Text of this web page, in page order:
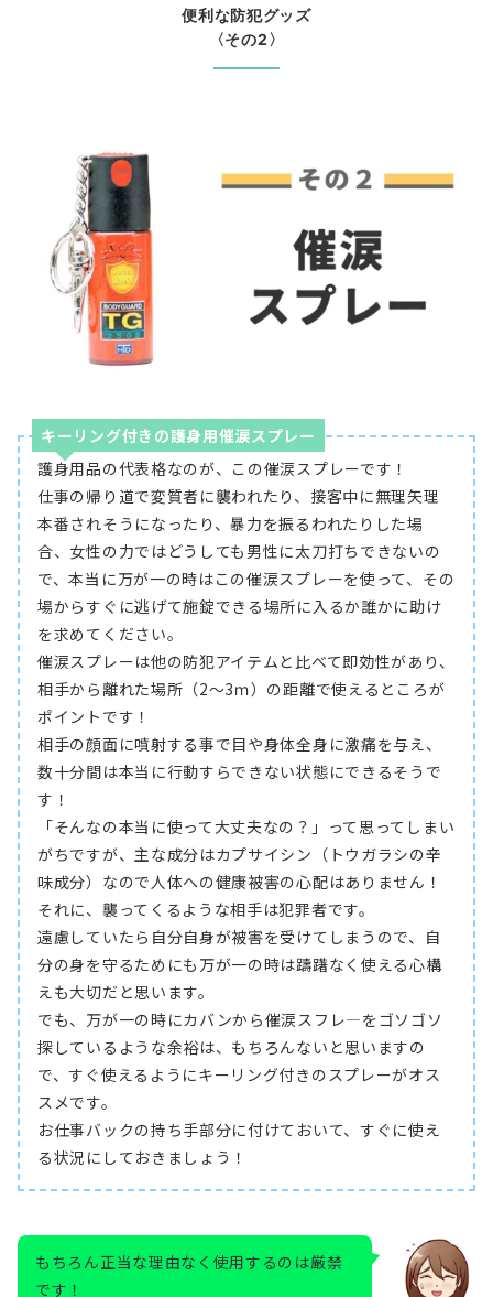
便利な防犯グッズ
〈その2〉
キーリング付きの護身用催涙スプレー
護身用品の代表格なのが、この催涙スプレーです！
仕事の帰り道で変質者に襲われたり、接客中に無理矢理
本番されそうになったり、暴力を振るわれたりした場
合、女性の力ではどうしても男性に太刀打ちできないの
で、本当に万が一の時はこの催涙スプレーを使って、その
場からすぐに逃げて施錠できる場所に入るか誰かに助け
を求めてください。
催涙スプレーは他の防犯アイテムと比べて即効性があり、
相手から離れた場所（2～3ｍ）の距離で使えるところが
ポイントです！
相手の顔面に噴射する事で目や身体全身に激痛を与え、
数十分間は本当に行動すらできない状態にできるそうで
す！
「そんなの本当に使って大丈夫なの？」って思ってしまい
がちですが、主な成分はカプサイシン（トウガラシの辛
味成分）なので人体への健康被害の心配はありません！
それに、襲ってくるような相手は犯罪者です。
遠慮していたら自分自身が被害を受けてしまうので、自
分の身を守るためにも万が一の時は躊躇なく使える心構
えも大切だと思います。
でも、万が一の時にカバンから催涙スフレ―をゴソゴソ
探しているような余裕は、もちろんないと思いますの
で、すぐ使えるようにキーリング付きのスプレーがオス
スメです。
お仕事バックの持ち手部分に付けておいて、すぐに使え
る状況にしておきましょう！
もちろん正当な理由なく使用するのは厳禁
です！